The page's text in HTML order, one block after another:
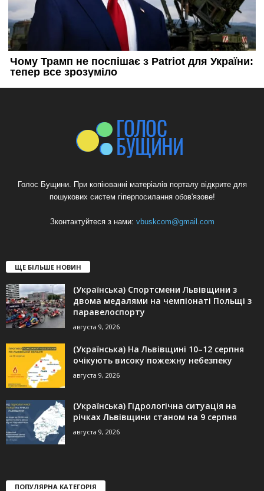
Голос Бущини. При копіюванні матеріалів порталу відкрите для
пошукових систем гіперпосилання обов'язове!
Зконтактуйтеся з нами: vbuskcom@gmail.com
ЩЕ БІЛЬШЕ НОВИН
(Українська) Спортсмени Львівщини з
двома медалями на чемпіонаті Польщі з
паравелоспорту
августа 9, 2026
(Українська) На Львівщині 10–12 серпня
очікують високу пожежну небезпеку
августа 9, 2026
(Українська) Гідрологічна ситуація на
річках Львівщини станом на 9 серпня
августа 9, 2026
ПОПУЛЯРНА КАТЕГОРІЯ